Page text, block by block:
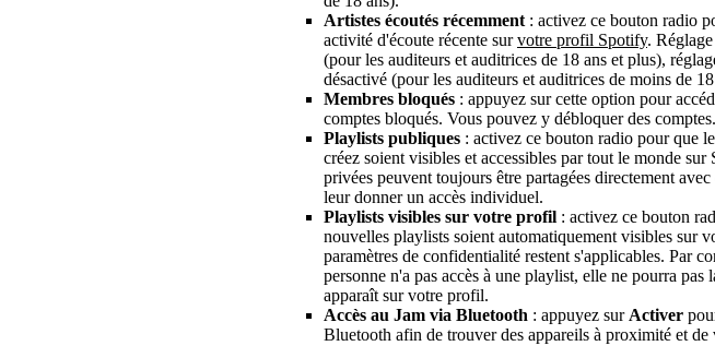
Artistes écoutés récemment : activez ce bouton radio
activité d'écoute récente survotre profil Spotify.
(pour les auditeurs et auditrices de 18 ans et plus),
désactivé (pour les auditeurs et auditrices de moins de
Membres bloqués : appuyez sur cette option pour
comptes bloqués. Vous pouvez y débloquer des comptes.
Playlists publiques : activez ce bouton radio pour que
créez soient visibles et accessibles par tout le monde
privées peuvent toujours être partagées directement
leur donner un accès individuel.
Playlists visibles sur votre profil : activez ce bouton
nouvelles playlists soient automatiquement visibles sur
paramètres de confidentialité restent s'applicables. Par
personne n'a pas accès à une playlist, elle ne pourra pas
apparaît sur votre profil.
Accès au Jam via Bluetooth : appuyez sur Activer
Bluetooth afin de trouver des appareils à proximité et de